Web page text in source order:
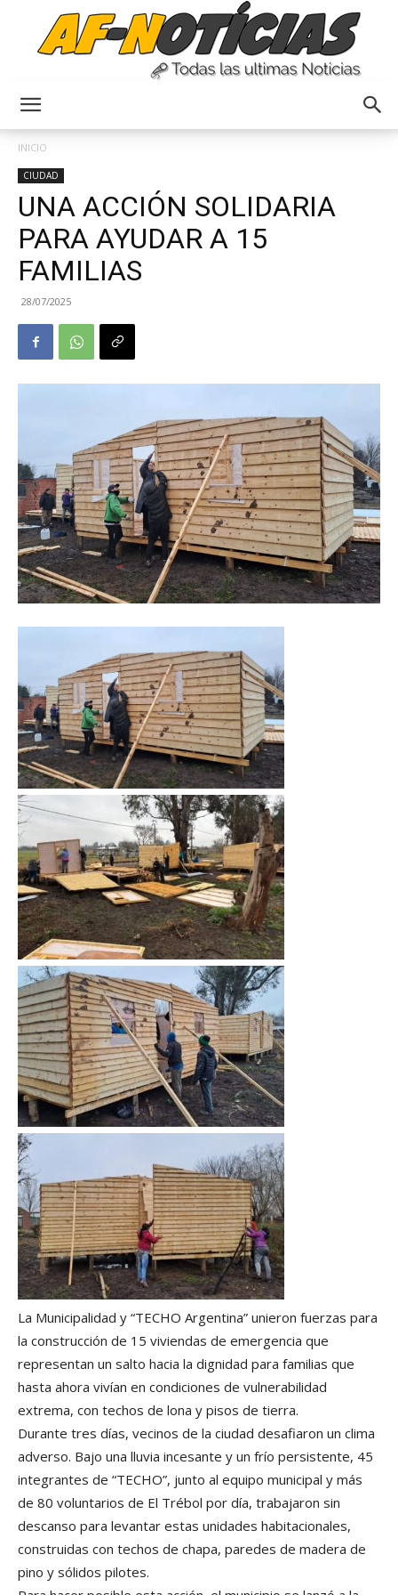
INICIO
CIUDAD
UNA ACCIÓN SOLIDARIA
PARA AYUDAR A 15
FAMILIAS
28/07/2025
La Municipalidad y “TECHO Argentina” unieron fuerzas para
la construcción de 15 viviendas de emergencia que
representan un salto hacia la dignidad para familias que
hasta ahora vivían en condiciones de vulnerabilidad
extrema, con techos de lona y pisos de tierra.
Durante tres días, vecinos de la ciudad desafiaron un clima
adverso. Bajo una lluvia incesante y un frío persistente, 45
integrantes de “TECHO”, junto al equipo municipal y más
de 80 voluntarios de El Trébol por día, trabajaron sin
descanso para levantar estas unidades habitacionales,
construidas con techos de chapa, paredes de madera de
pino y sólidos pilotes.